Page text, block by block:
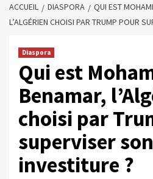
ACCUEIL DIASPORA
QUI EST
L’ALGÉRIEN CHOISI PAR TRUMP POUR
Diaspora
Qui est
Benamar,
choisi par
superviser son
investiture ?